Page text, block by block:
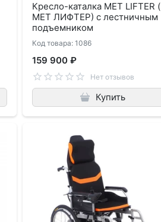
Кресло-каталка MET LIFTER (
МЕТ ЛИФТЕР) с лестничным
подъемником
Код товара: 1086
159 900 ₽
Нет отзывов
Купить